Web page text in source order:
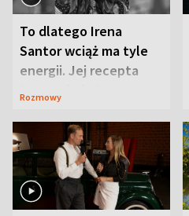
To dlatego Irena
Santor wciąż ma tyle
energii. Jej recepta
jest zaskakująco
Rozmowy